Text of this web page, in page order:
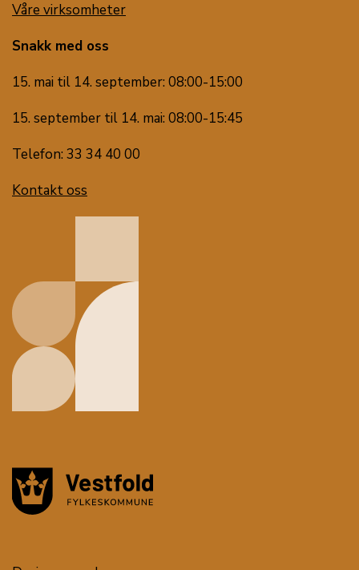
Våre virksomheter
Snakk med oss
15. mai til 14. september: 08:00-15:00
15. september til 14. mai: 08:00-15:45
Telefon: 33 34 40 00
Kontakt oss